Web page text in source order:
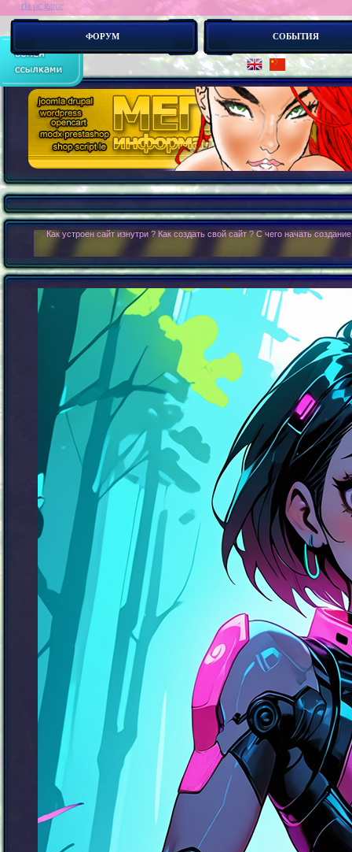
ФОРУМ СОБЫТИЯ
ria pc game
> : Как устроен сайт изнутри ? Как создать свой сайт ? С чего начать